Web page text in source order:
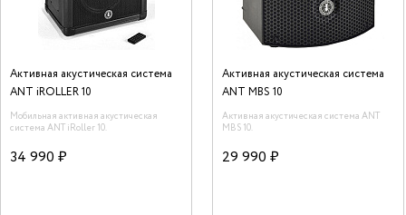
Активная акустическая система
ANT iROLLER 10
Мобильная активная акустическая
система ANT iRoller 10.
34 990 ₽
Активная акустическая система
ANT MBS 10
Активная акустическая система ANT
MBS 10.
29 990 ₽